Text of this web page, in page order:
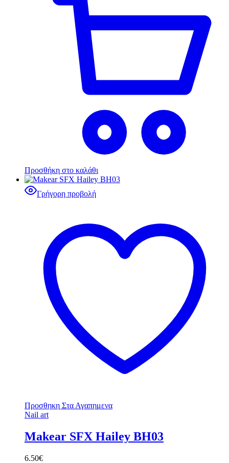
Προσθήκη στο καλάθι
Γρήγορη προβολή
Προσθηκη Στα Αγαπημενα
Nail art
Makear SFX Hailey BH03
6.50€